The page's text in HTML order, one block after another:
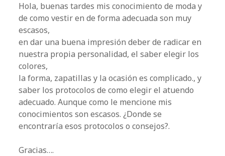
Hola, buenas tardes mis conocimiento de moda y
de como vestir en de forma adecuada son muy
escasos,
en dar una buena impresión deber de radicar en
nuestra propia personalidad, el saber elegir los
colores,
la forma, zapatillas y la ocasión es complicado., y
saber los protocolos de como elegir el atuendo
adecuado. Aunque como le mencione mis
conocimientos son escasos. ¿Donde se
encontraría esos protocolos o consejos?.
Gracias….